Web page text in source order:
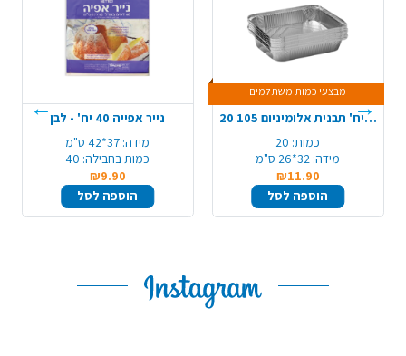
נייר אפייה 40 יח' - לבן
מידה: 37*42 ס"מ
כמות בחבילה: 40
₪9.90
הוספה לסל
מבצעי כמות משתלמים
20 יח' תבנית אלומיניום 105/R31/A4
כמות: 20
מידה: 32*26 ס"מ
₪11.90
הוספה לסל